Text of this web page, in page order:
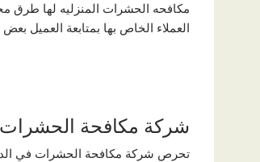
مكافحه الحشرات المنزليه لها طرق
العملاء الخاص بها بمتابعة العميل
شركة مكافحة
تحرص شركة مكافحة الحشرات في